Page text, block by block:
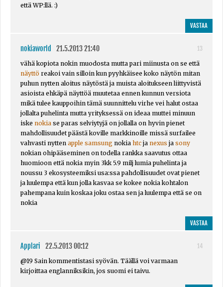
että WP:llä. :)
VASTAA
nokiaworld 21.5.2013 21:40
13
vähä kopiota nokin muodosta mutta pari miinusta on se että
näyttö reakoi vain silloin kun pyyhkäisee koko näytön mitan
puhun nytten aloitus näytöstä ja muista aloitukseen liittyvistä
asioista ehkäpä näyttöä muutetaa ennen kunnun versiota
mikä tulee kauppoihin tämä suunnittelu virhe vei halut ostaa
jollalta puhelinta mutta yrityksessä on ideaa muttei minuun
iske nokia se paras selviytyjä on jollalla on hyvin pienet
mahdollisuudet päästä koville markkinoille missä surfailee
vahvasti nytten apple samsung nokia htc ja nexus ja sony
nokian ohipääseminen on todella rankka saavutus ottaa
huomioon että nokia myin 3kk 5.9 milj lumia puhelinta ja
noussu 3 ekosysteemiksi usa:ssa pahdollisuudet ovat pienet
ja luulempa että kun jolla kasvaa se kokee nokia kohtalon
pahempana kuin koskaa joku ostaa sen ja luulempa että se on
nokia
VASTAA
Applari 22.5.2013 00:12
14
@19 Sain kommentistasi syövän. Täällä voi varmaan
kirjoittaa englanniksikin, jos suomi ei taivu.